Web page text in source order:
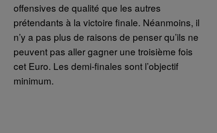
offensives de qualité que les autres
prétendants à la victoire finale. Néanmoins, il
n’y a pas plus de raisons de penser qu’ils ne
peuvent pas aller gagner une troisième fois
cet Euro. Les demi-finales sont l’objectif
minimum.